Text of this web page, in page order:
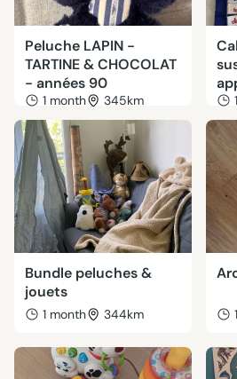
Peluche LAPIN -
TARTINE & CHOCOLAT
- années 90
1 month 345km
Bundle peluches &
jouets
1 month 344km